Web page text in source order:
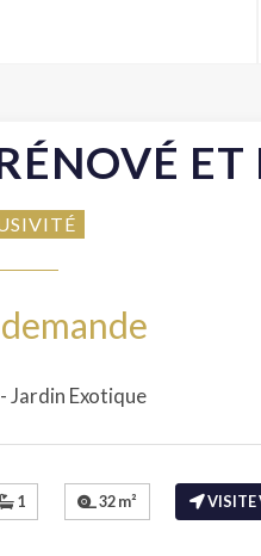
Jardin Exotique
1 32 m² VISITE